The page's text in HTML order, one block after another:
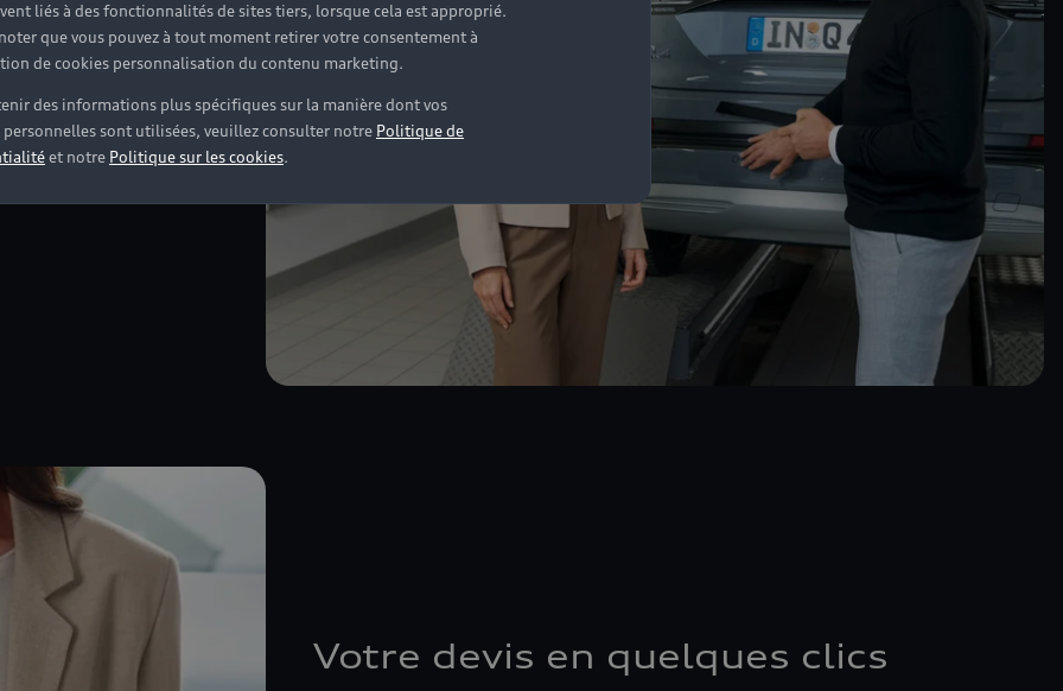
liés à des fonctionnalités de sites tiers, lorsque cela est approprié.
que vous pouvez à tout moment retirer votre consentement à
de cookies personnalisation du contenu marketing.
des informations plus spécifiques sur la manière dont vos
personnelles sont utilisées, veuillez consulter notre Politique de
et notre Politique sur les cookies.
Votre devis en quelques clics